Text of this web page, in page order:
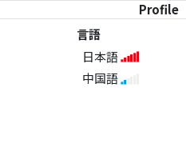
Profile
言語
日本語
中国語